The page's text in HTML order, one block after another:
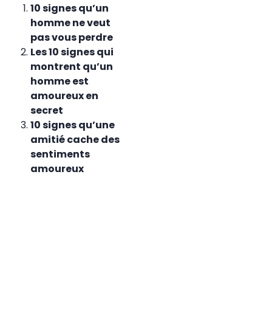
10 signes qu’un
homme ne veut
pas vous perdre
Les 10 signes qui
montrent qu’un
homme est
amoureux en
secret
10 signes qu’une
amitié cache des
sentiments
amoureux